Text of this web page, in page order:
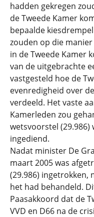
hadden gekregen
de Tweede Kamer
bepaalde
zouden op die
in de Tweede Kamer
van de uitgebrachte
vastgesteld hoe de
evenredigheid over
verdeeld. Het vaste
Kamerleden zou
wetsvoorstel
ingediend.
Nadat minister De
maart 2005 was
(29.986) ingetrokken,
het had behandeld.
Paasakkoord dat de
VVD en D66 na de